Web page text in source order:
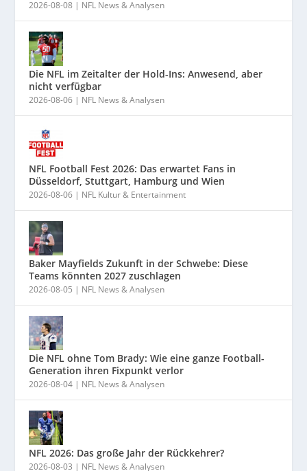
2026-08-08 | NFL News & Analysen
Die NFL im Zeitalter der Hold-Ins: Anwesend, aber
nicht verfügbar
2026-08-06 | NFL News & Analysen
NFL Football Fest 2026: Das erwartet Fans in
Düsseldorf, Stuttgart, Hamburg und Wien
2026-08-06 | NFL Kultur & Entertainment
Baker Mayfields Zukunft in der Schwebe: Diese
Teams könnten 2027 zuschlagen
2026-08-05 | NFL News & Analysen
Die NFL ohne Tom Brady: Wie eine ganze Football-
Generation ihren Fixpunkt verlor
2026-08-04 | NFL News & Analysen
NFL 2026: Das große Jahr der Rückkehrer?
2026-08-03 | NFL News & Analysen